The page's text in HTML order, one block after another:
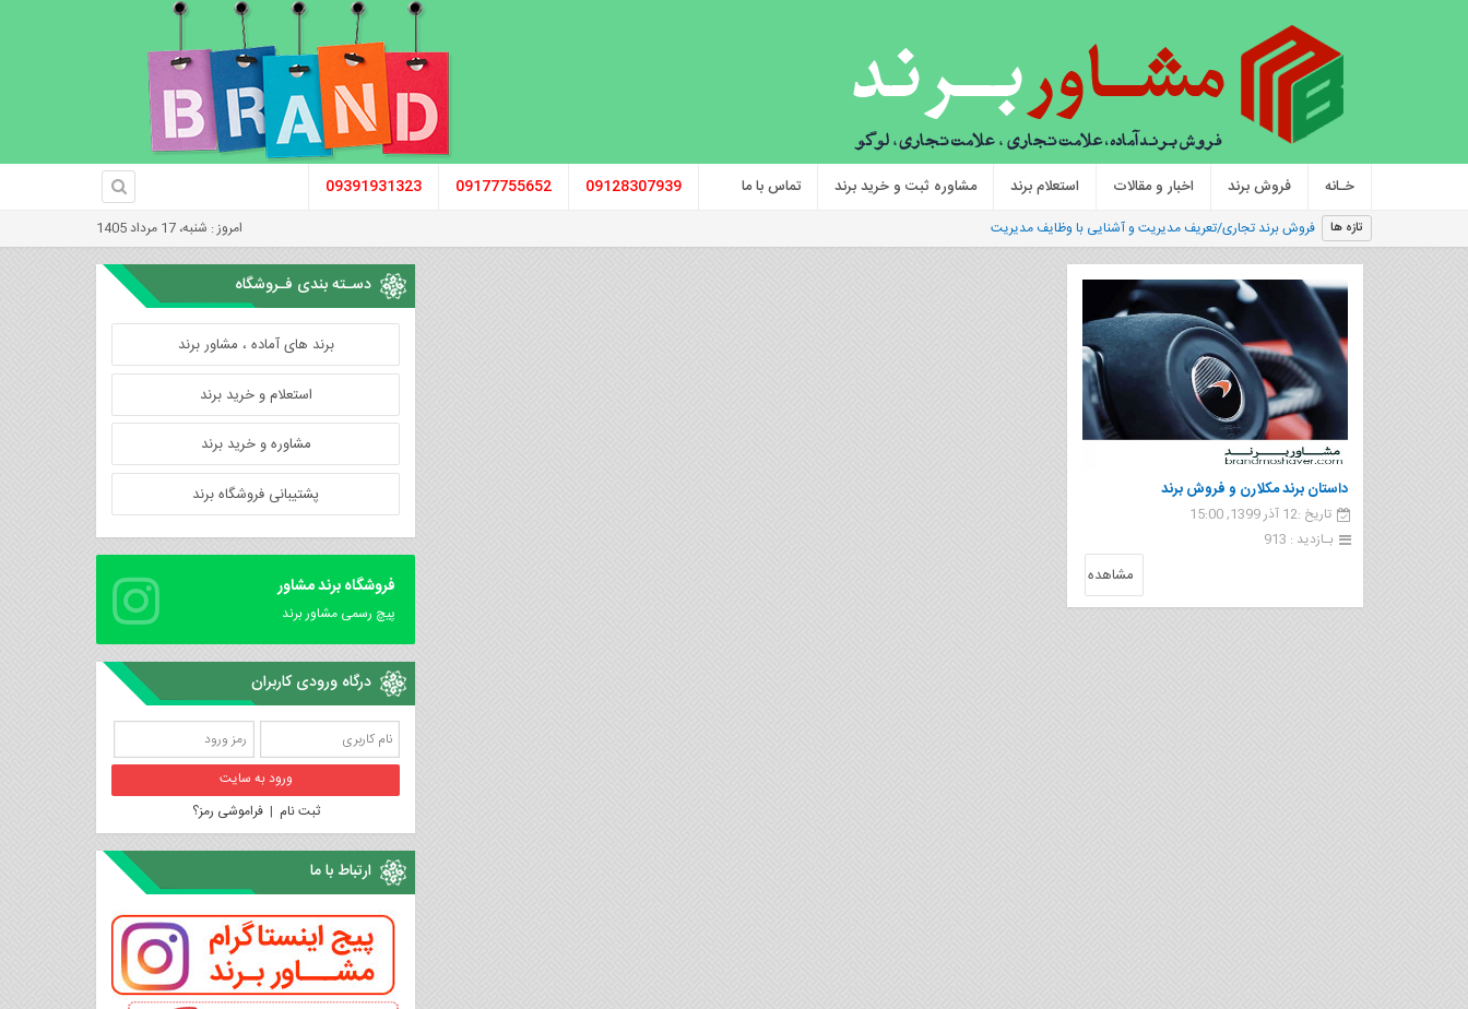
خـانه فروش برند اخبار و مقالات استعلام برند مشاوره ثبت و خرید برند تماس با ما 09128307939
09177755652
09391931323
تازه ها فروش برند تجاری/تعریف مدیریت و آشنایی با وظایف مدیریت امروز : شنبه، 17 مرداد 1405
داستان برند مکلارن و فروش برند
تاریخ :12 آذر 1399, 15:00
بـازدید : 913
مشاهده
دسـته بندی فـروشگاه
برند های آماده ، مشاور برند
استعلام و خرید برند
مشاوره و خرید برند
پشتیبانی فروشگاه برند
فروشگاه برند مشاور
پیچ رسمی مشاور برند
درگاه ورودی کاربران
ثبت نام |فراموشی رمز؟
ارتباط با ما